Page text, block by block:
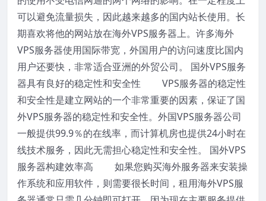
可以避免流量损失，因此越来越多的国内站长使用。长
期喜欢将他的网站放在海外VPS服务器上。许多海外
VPS服务器使用国际带宽，外国用户的访问速度比国内
用户还要快，非常适合亚洲的外贸公司。 国外VPS服务
器具有良好的稳定性和安全性 VPS服务器的稳定性
和安全性是建立网站的一个非常重要的因素，保证了国
外VPS服务器的稳定性和安全性。外国VPS服务器公司
一般提供99.9％的在线率，而计算机房也提供24小时在
线技术服务，因此无需担心稳定性和安全性。 国外VPS
服务器构建效率高 如果您购买海外服务器来安装操
作系统和应用软件，则需要很长时间，租用海外VPS服